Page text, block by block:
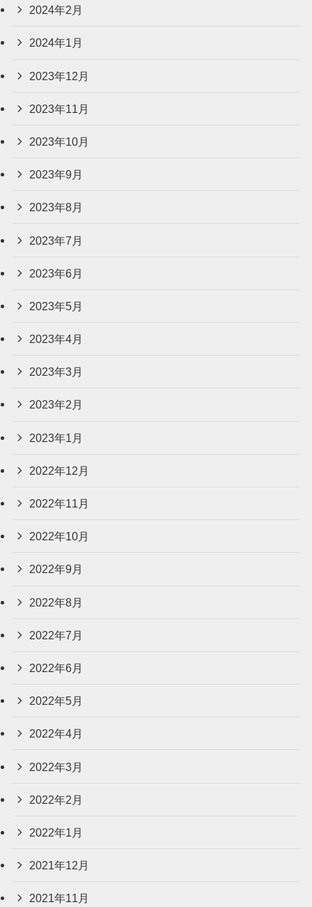
2024年2月
2024年1月
2023年12月
2023年11月
2023年10月
2023年9月
2023年8月
2023年7月
2023年6月
2023年5月
2023年4月
2023年3月
2023年2月
2023年1月
2022年12月
2022年11月
2022年10月
2022年9月
2022年8月
2022年7月
2022年6月
2022年5月
2022年4月
2022年3月
2022年2月
2022年1月
2021年12月
2021年11月